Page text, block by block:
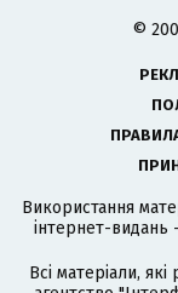
©
Використання
інтернет-видань
Всі матеріали,